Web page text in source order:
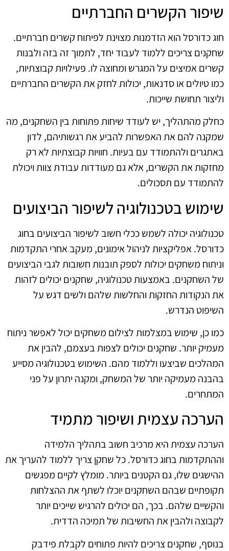
שיפור הקשרים החברתיים
חוג כדורסל הוא הזדמנות מצוינת לפיתוח קשרים חברתיים.
שחקנים צריכים ללמוד לעבוד יחד, לתמוך זה בזה ולבנות
קשרים אמיצים על המגרש ומחוצה לו. פעילויות קבוצתיות,
כמו טיולים או סדנאות, יכולות לחזק את הקשרים החברתיים
וליצור תחושת שייכות.
כחלק מהתהליך, יש לעודד שיחות פתוחות בין השחקנים, מה
שמקנה להם את האפשרות להביע את רגשותיהם, לדון
באתגרים ולהתמודד עם בעיות. חוויות קבוצתיות לא רק
מחזקות את הקשרים, אלא גם מעודדות עבודת צוות ויכולת
להתמודד עם תסכולים.
שימוש בטכנולוגיה לשיפור הביצועים
טכנולוגיה יכולה לשמש ככלי חשוב לשיפור הביצועים בחוג
כדורסל. אפליקציות לניהול אימונים, מעקב אחרי התקדמות
וניתוח משחקים יכולות לספק תובנות חשובות לגבי הביצועים
של השחקנים. באמצעות טכנולוגיה, שחקנים יכולים לזהות
את הנקודות החזקות והחלשות שלהם ולשים דגש על
השיפוט הנדרש.
כמו כן, שימוש במצלמות לצילום משחקים יכול לאפשר ניתוח
מעמיק יותר. שחקנים יכולים לצפות בעצמם, להבין את
המהלכים שביצעו וללמוד מהם. השימוש בטכנולוגיה מסייע
בהבנה מעמיקה יותר של המשחק, ומקנה יתרון על פני
המתחרים.
הערכה עצמית ושיפור מתמיד
הערכה עצמית היא מרכיב חשוב בתהליך הלמידה
וההתקדמות בחוג כדורסל. כל שחקן צריך ללמוד להעריך את
ההישגים שלו, גם הקטנים ביותר. מומלץ לקיים מפגשים
תקופתיים שבהם השחקנים יוכלו לשתף את ההצלחות
והקשיים שלהם. בכך, הם יכולים להרגיש שייכים יותר
לקבוצה ולהבין את החשיבות של תמיכה הדדית.
בנוסף, שחקנים צריכים להיות פתוחים לקבלת פידבק